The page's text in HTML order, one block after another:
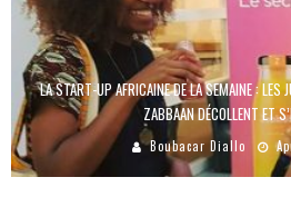
LA START-UP AFRICAINE DE LA SEMAINE : LES
ZABBAAN DÉCOLLENT ET
Boubacar Diallo